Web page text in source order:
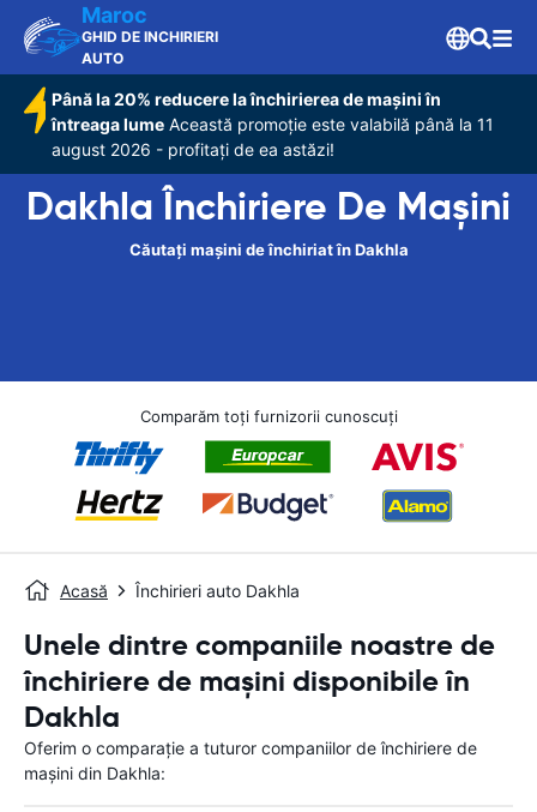
Maroc
GHID DE INCHIRIERI
AUTO
Până la 20% reducere la închirierea de mașini în
întreaga lume Această promoție este valabilă până la 11
august 2026 - profitați de ea astăzi!
Dakhla Închiriere De Maşini
Căutați mașini de închiriat în Dakhla
Comparăm toți furnizorii cunoscuți
Acasă Închirieri auto Dakhla
Unele dintre companiile noastre de
închiriere de mașini disponibile în
Dakhla
Oferim o comparație a tuturor companiilor de închiriere de
mașini din Dakhla: